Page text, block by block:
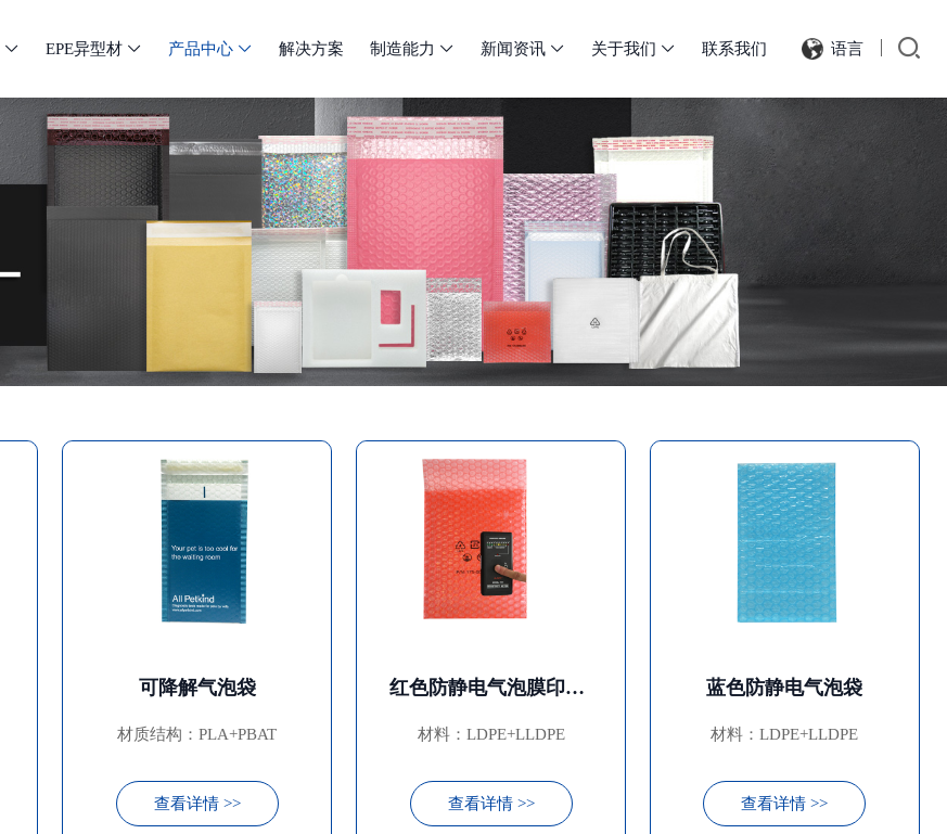
 EPE异型材  产品中心  解决方案 制造能力  新闻资讯  关于我们  联系我们 语言
可降解气泡袋
材质结构：PLA+PBAT
查看详情 >>
红色防静电气泡膜印刷袋
材料：LDPE+LLDPE
查看详情 >>
蓝色防静电气泡袋
材料：LDPE+LLDPE
查看详情 >>